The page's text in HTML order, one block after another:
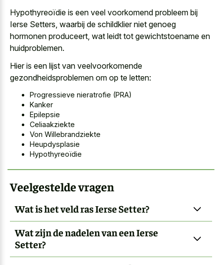
Hypothyreoïdie is een veel voorkomend probleem bij
Ierse Setters, waarbij de schildklier niet genoeg
hormonen produceert, wat leidt tot gewichtstoename en
huidproblemen.
Hier is een lijst van veelvoorkomende
gezondheidsproblemen om op te letten:
Progressieve nieratrofie (PRA)
Kanker
Epilepsie
Celiaakziekte
Von Willebrandziekte
Heupdysplasie
Hypothyreoïdie
Veelgestelde vragen
Wat is het veld ras Ierse Setter?
Wat zijn de nadelen van een Ierse
Setter?